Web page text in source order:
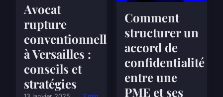
Avocat
rupture
conventionnelle
à Versailles :
conseils et
stratégies
Comment
structurer un
accord de
confidentialité
entre une
PME et ses